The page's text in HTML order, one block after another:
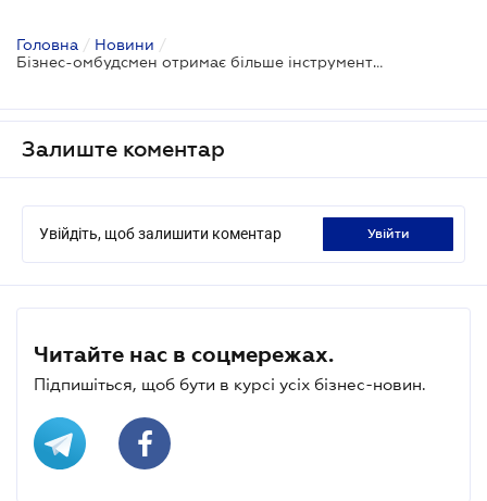
Головна / Новини /
Бізнес-омбудсмен отримає більше інструментів для захисту підприємців
Залиште коментар
Увійдіть, щоб залишити коментар увійти
Читайте нас в соцмережах.
Підпишіться, щоб бути в курсі усіх бізнес-новин.